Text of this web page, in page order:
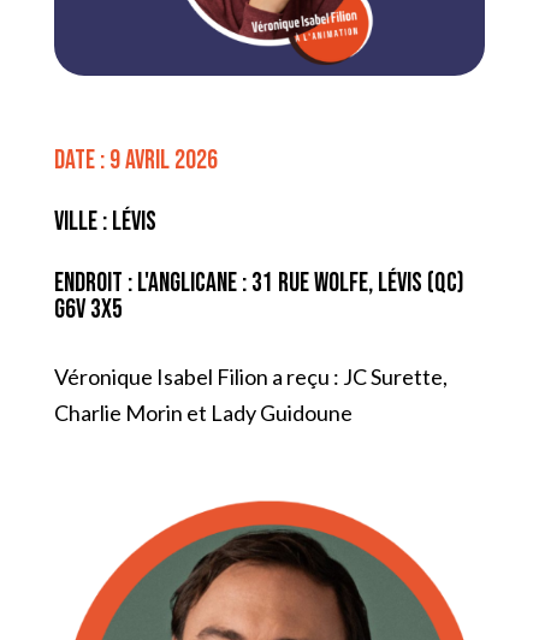
Date : 9 avril 2026
Ville : Lévis
Endroit : L'Anglicane : 31 Rue Wolfe, Lévis (QC)
G6V 3X5
Véronique Isabel Filion a reçu : JC Surette,
Charlie Morin et Lady Guidoune